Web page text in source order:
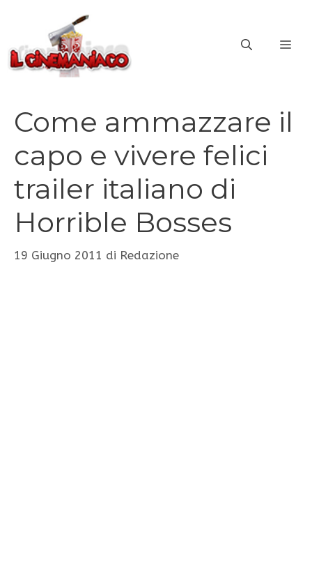
contenuto
Come ammazzare il
capo e vivere felici
trailer italiano di
Horrible Bosses
19 Giugno 2011 di Redazione